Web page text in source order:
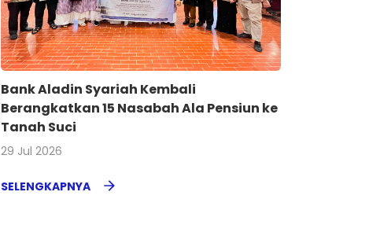
Bank Aladin Syariah Kembali
Berangkatkan 15 Nasabah Ala Pensiun ke
Tanah Suci
29 Jul 2026
SELENGKAPNYA